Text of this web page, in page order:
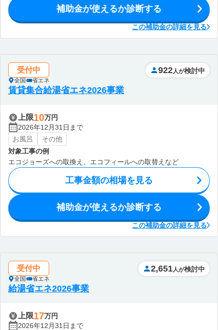
補助金が使えるか診断する
この補助金の詳細を見る
受付中
全国 省エネ
922 人が検討中
賃貸集合給湯省エネ2026事業
上限10万円
2026年12月31日まで
お風呂
その他
対象工事の例
エコジョーズへの取換え、エコフィールへの取替えなど
工事金額の相場を見る
補助金が使えるか診断する
この補助金の詳細を見る
受付中
全国 省エネ
2,651 人が検討中
給湯省エネ2026事業
上限17万円
2026年12月31日まで